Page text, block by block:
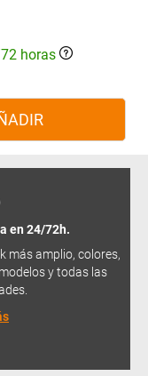
horas
en 24/72h.
más amplio, colores,
y todas las